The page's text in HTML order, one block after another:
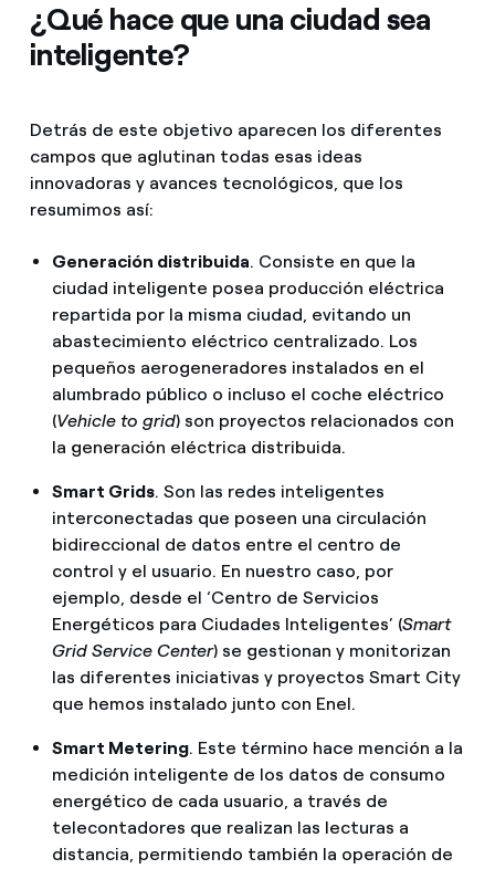
¿Qué hace que una ciudad sea
inteligente?
Detrás de este objetivo aparecen los diferentes
campos que aglutinan todas esas ideas
innovadoras y avances tecnológicos, que los
resumimos así:
Generación distribuida. Consiste en que la
ciudad inteligente posea producción eléctrica
repartida por la misma ciudad, evitando un
abastecimiento eléctrico centralizado. Los
pequeños aerogeneradores instalados en el
alumbrado público o incluso el coche eléctrico
(Vehicle to grid) son proyectos relacionados con
la generación eléctrica distribuida.
Smart Grids. Son las redes inteligentes
interconectadas que poseen una circulación
bidireccional de datos entre el centro de
control y el usuario. En nuestro caso, por
ejemplo, desde el ‘Centro de Servicios
Energéticos para Ciudades Inteligentes’ (Smart
Grid Service Center) se gestionan y monitorizan
las diferentes iniciativas y proyectos Smart City
que hemos instalado junto con Enel.
Smart Metering. Este término hace mención a la
medición inteligente de los datos de consumo
energético de cada usuario, a través de
telecontadores que realizan las lecturas a
distancia, permitiendo también la operación de